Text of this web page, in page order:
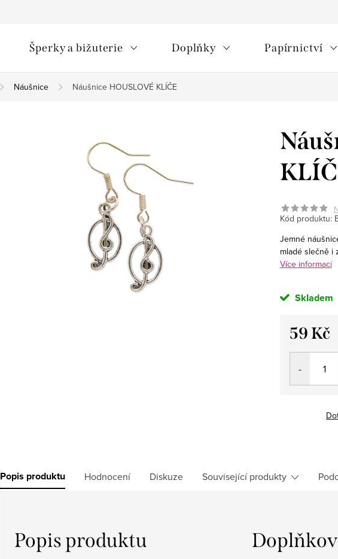
Šperky a bižuterie Doplňky Papírnictví
Náušnice Náušnice HOUSLOVÉ KLÍČE
Kód produktu:
Jemné
mladé slečně i
Více informací
Skladem
59 Kč
Měrná
Popis produktu Hodnocení Diskuze Související produkty
Popis produktu